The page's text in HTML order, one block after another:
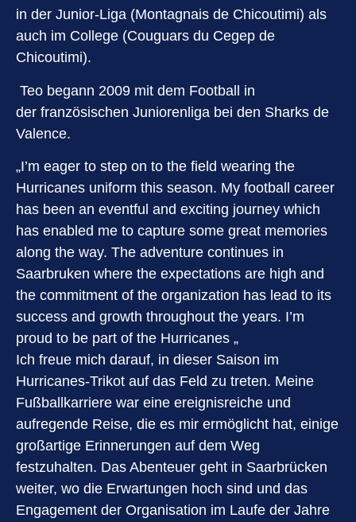
in der Junior-Liga (Montagnais de Chicoutimi) als
auch im College (Couguars du Cegep de
Chicoutimi).
Teo begann 2009 mit dem Football in
der französischen Juniorenliga bei den Sharks de
Valence.
„I’m eager to step on to the field wearing the
Hurricanes uniform this season. My football career
has been an eventful and exciting journey which
has enabled me to capture some great memories
along the way. The adventure continues in
Saarbruken where the expectations are high and
the commitment of the organization has lead to its
success and growth throughout the years. I’m
proud to be part of the Hurricanes „
Ich freue mich darauf, in dieser Saison im
Hurricanes-Trikot auf das Feld zu treten. Meine
Fußballkarriere war eine ereignisreiche und
aufregende Reise, die es mir ermöglicht hat, einige
großartige Erinnerungen auf dem Weg
festzuhalten. Das Abenteuer geht in Saarbrücken
weiter, wo die Erwartungen hoch sind und das
Engagement der Organisation im Laufe der Jahre